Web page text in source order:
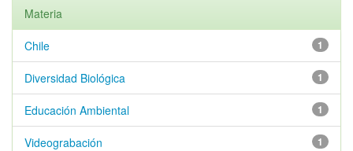
Materia
1
Chile
1
Diversidad Biológica
1
Educación Ambiental
1
Videograbación